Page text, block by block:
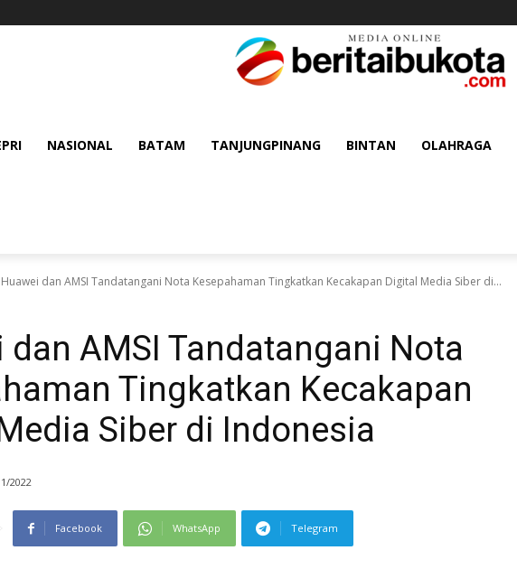
NASIONAL BATAM TANJUNGPINANG BINTAN OLAHRAGA
Huawei dan AMSI Tandatangani Nota Kesepahaman Tingkatkan Kecakapan Digital Media Siber di...
dan AMSI Tandatangani Nota
Tingkatkan Kecakapan
Siber di Indonesia
2022
Facebook WhatsApp Telegram